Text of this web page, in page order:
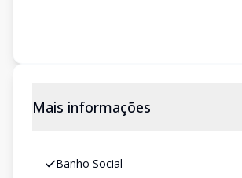
Mais informações
Banho Social